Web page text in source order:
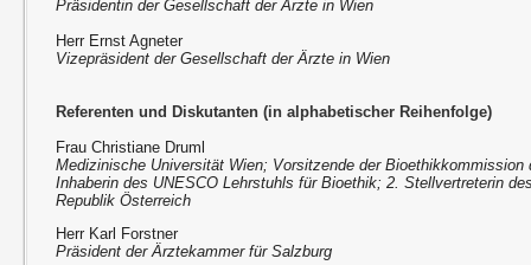
Präsidentin der Gesellschaft der Ärzte in Wien
Herr Ernst Agneter
Vizepräsident der Gesellschaft der Ärzte in Wien
Referenten und Diskutanten (in alphabetischer Reihenfolge)
Frau Christiane Druml
Medizinische Universität Wien; Vorsitzende der Bioethikkommission
Inhaberin des UNESCO Lehrstuhls für Bioethik; 2. Stellvertreterin
Republik Österreich
Herr Karl Forstner
Präsident der Ärztekammer für Salzburg